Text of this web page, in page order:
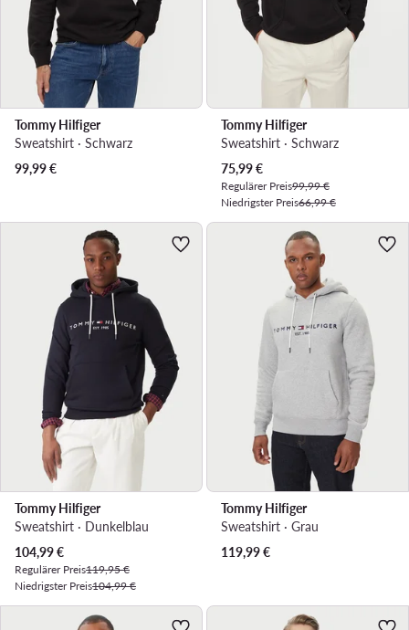
Tommy Hilfiger
Sweatshirt · Schwarz
99,99€
Tommy Hilfiger
Sweatshirt · Schwarz
Aktueller Preis
75,99€
Regulärer Preis99,99 €
Niedrigster Preis66,99 €
Tommy Hilfiger
Sweatshirt · Dunkelblau
Aktueller Preis
104,99€
Regulärer Preis119,95 €
Niedrigster Preis104,99 €
Tommy Hilfiger
Sweatshirt · Grau
119,99€